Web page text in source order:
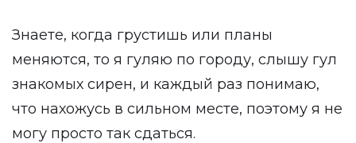
Знаете, когда грустишь или планы
меняются, то я гуляю по городу, слышу гул
знакомых сирен, и каждый раз понимаю,
что нахожусь в сильном месте, поэтому я не
могу просто так сдаться.